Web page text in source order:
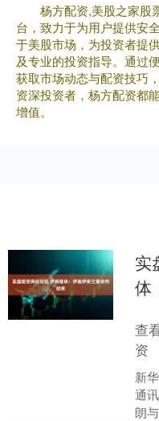
杨方配资,美股之家股
台，致力于为用户提供安
于美股市场，为投资者提
及专业的投资指导。通过
获取市场动态与配资技巧
资深投资者，杨方配资都
增值。
实
体
查
资
新
通
朗